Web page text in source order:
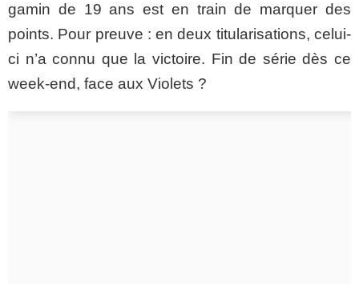
gamin de 19 ans est en train de marquer des
points. Pour preuve : en deux titularisations, celui-
ci n’a connu que la victoire. Fin de série dès ce
week-end, face aux Violets ?